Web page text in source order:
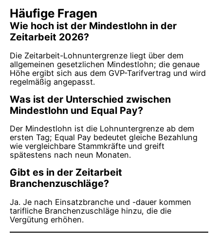
Häufige Fragen
Wie hoch ist der Mindestlohn in der
Zeitarbeit 2026?
Die Zeitarbeit-Lohnuntergrenze liegt über dem
allgemeinen gesetzlichen Mindestlohn; die genaue
Höhe ergibt sich aus dem GVP-Tarifvertrag und wird
regelmäßig angepasst.
Was ist der Unterschied zwischen
Mindestlohn und Equal Pay?
Der Mindestlohn ist die Lohnuntergrenze ab dem
ersten Tag; Equal Pay bedeutet gleiche Bezahlung
wie vergleichbare Stammkräfte und greift
spätestens nach neun Monaten.
Gibt es in der Zeitarbeit
Branchenzuschläge?
Ja. Je nach Einsatzbranche und -dauer kommen
tarifliche Branchenzuschläge hinzu, die die
Vergütung erhöhen.